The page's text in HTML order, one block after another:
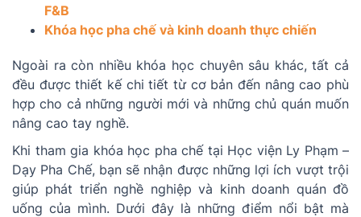
F&B
Khóa học pha chế và kinh doanh thực chiến
Ngoài ra còn nhiều khóa học chuyên sâu khác, tất cả
đều được thiết kế chi tiết từ cơ bản đến nâng cao phù
hợp cho cả những người mới và những chủ quán muốn
nâng cao tay nghề.
Khi tham gia khóa học pha chế tại Học viện Ly Phạm –
Dạy Pha Chế, bạn sẽ nhận được những lợi ích vượt trội
giúp phát triển nghề nghiệp và kinh doanh quán đồ
uống của mình. Dưới đây là những điểm nổi bật mà